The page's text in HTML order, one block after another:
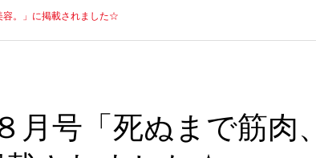
容。」に掲載されました☆
号「死ぬまで筋肉、